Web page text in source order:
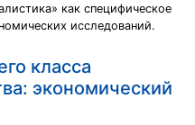
как специфическое
исследований.
класса
экономический